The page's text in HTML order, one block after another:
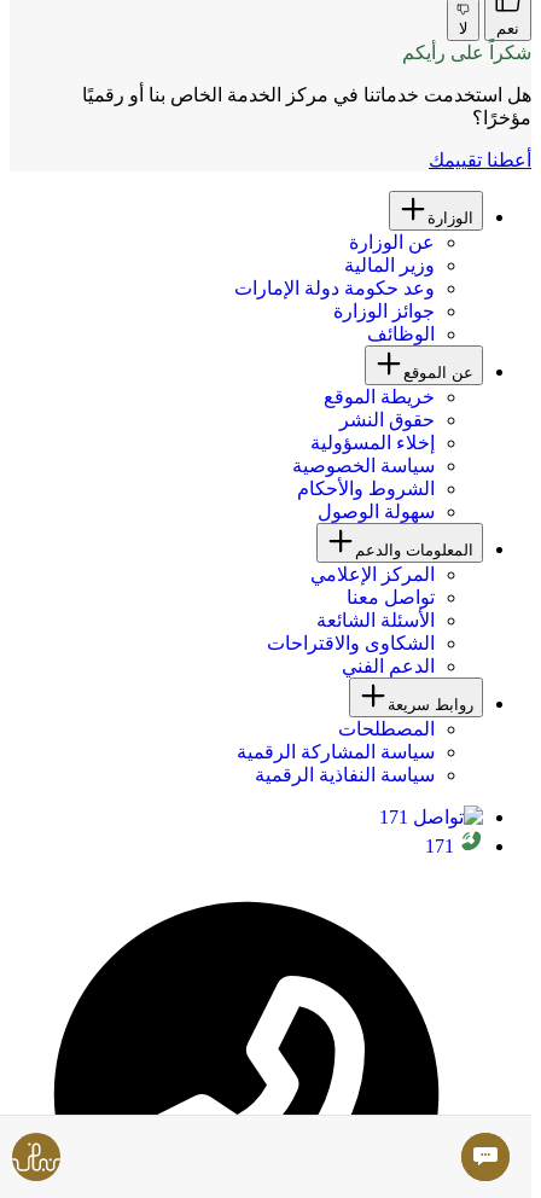
نعم لا
شكراً على رأيكم
هل استخدمت خدماتنا في مركز الخدمة الخاص بنا أو رقميًا
مؤخرًا؟
أعطنا تقييمك
الوزارة
عن الوزارة
وزير المالية
وعد حكومة دولة الإمارات
جوائز الوزارة
الوظائف
عن الموقع
خريطة الموقع
حقوق النشر
إخلاء المسؤولية
سياسة الخصوصية
الشروط والأحكام
سهولة الوصول
المعلومات والدعم
المركز الإعلامي
تواصل معنا
الأسئلة الشائعة
الشكاوى والاقتراحات
الدعم الفني
روابط سريعة
المصطلحات
سياسة المشاركة الرقمية
سياسة النفاذية الرقمية
171